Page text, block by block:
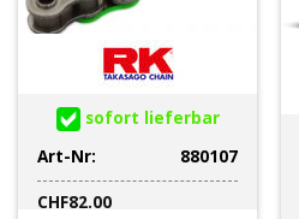
sofort lieferbar
Art-Nr:
880107
CHF82.00